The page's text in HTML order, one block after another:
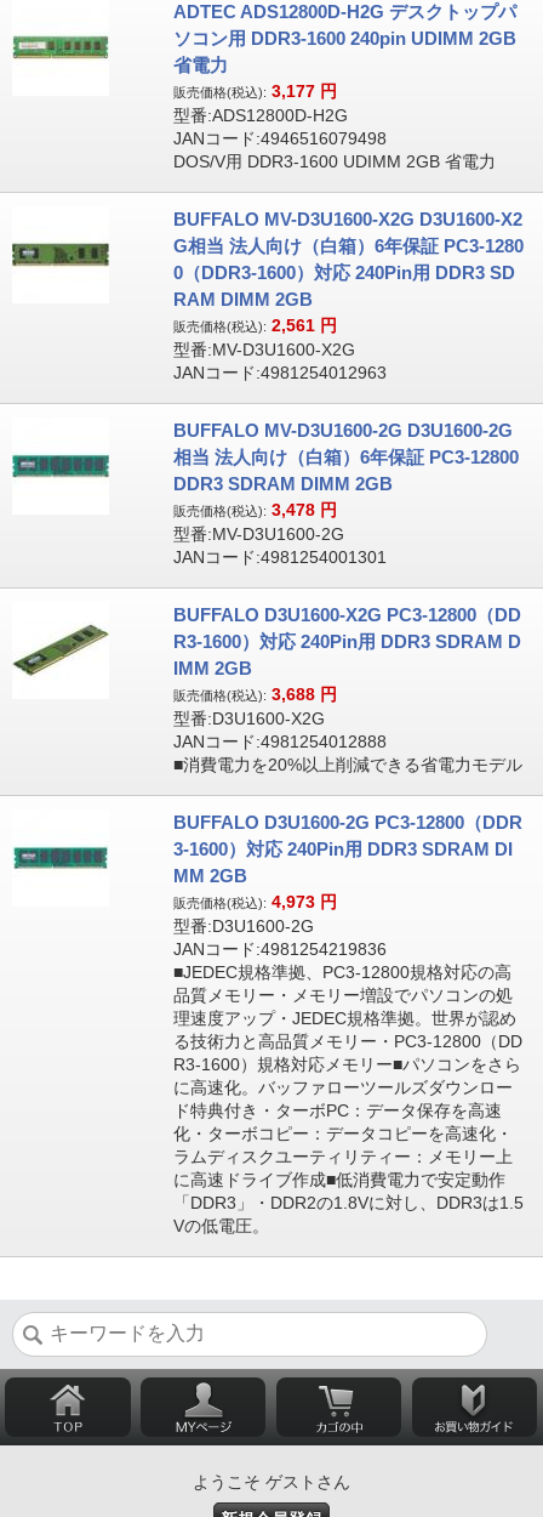
ADTEC ADS12800D-H2G デスクトップパ
ソコン用 DDR3-1600 240pin UDIMM 2GB
省電力
販売価格(税込): 3,177 円
型番:ADS12800D-H2G
JANコード:4946516079498
DOS/V用 DDR3-1600 UDIMM 2GB 省電力
BUFFALO MV-D3U1600-X2G D3U1600-X2
G相当 法人向け（白箱）6年保証 PC3-1280
0（DDR3-1600）対応 240Pin用 DDR3 SD
RAM DIMM 2GB
販売価格(税込): 2,561 円
型番:MV-D3U1600-X2G
JANコード:4981254012963
BUFFALO MV-D3U1600-2G D3U1600-2G
相当 法人向け（白箱）6年保証 PC3-12800
DDR3 SDRAM DIMM 2GB
販売価格(税込): 3,478 円
型番:MV-D3U1600-2G
JANコード:4981254001301
BUFFALO D3U1600-X2G PC3-12800（DD
R3-1600）対応 240Pin用 DDR3 SDRAM D
IMM 2GB
販売価格(税込): 3,688 円
型番:D3U1600-X2G
JANコード:4981254012888
■消費電力を20%以上削減できる省電力モデル
BUFFALO D3U1600-2G PC3-12800（DDR
3-1600）対応 240Pin用 DDR3 SDRAM DI
MM 2GB
販売価格(税込): 4,973 円
型番:D3U1600-2G
JANコード:4981254219836
■JEDEC規格準拠、PC3-12800規格対応の高
品質メモリー・メモリー増設でパソコンの処
理速度アップ・JEDEC規格準拠。世界が認め
る技術力と高品質メモリー・PC3-12800（DD
R3-1600）規格対応メモリー■パソコンをさら
に高速化。バッファローツールズダウンロー
ド特典付き・ターボPC：データ保存を高速
化・ターボコピー：データコピーを高速化・
ラムディスクユーティリティー：メモリー上
に高速ドライブ作成■低消費電力で安定動作
「DDR3」・DDR2の1.8Vに対し、DDR3は1.5
Vの低電圧。
ようこそ ゲストさん